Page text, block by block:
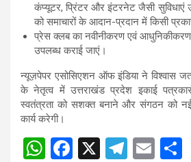
कंप्यूटर, प्रिंटर और इंटरनेट जैसी सुविधाएं
को समाचारों के आदान-प्रदान में किसी
प्रेस क्लब का नवीनीकरण एवं
उपलब्ध कराई जाएं।
न्यूज़पेपर एसोसिएशन ऑफ इंडिया ने विश्वास
के नेतृत्व में उत्तराखंड प्रदेश इकाई
स्वतंत्रता को सशक्त बनाने और संगठन को
कार्य करेगी।
PostW F
X
T
E